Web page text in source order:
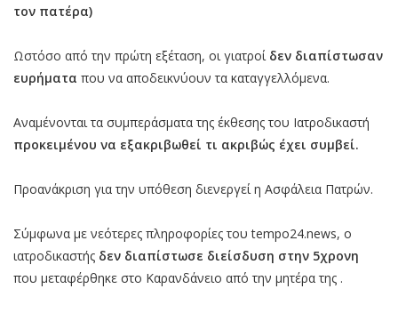
τον πατέρα)
Ωστόσο από την πρώτη εξέταση, οι γιατροί δεν διαπίστωσαν
ευρήματα που να αποδεικνύουν τα καταγγελλόμενα.
Αναμένονται τα συμπεράσματα της έκθεσης του Ιατροδικαστή
προκειμένου να εξακριβωθεί τι ακριβώς έχει συμβεί.
Προανάκριση για την υπόθεση διενεργεί η Ασφάλεια Πατρών.
Σύμφωνα με νεότερες πληροφορίες του tempo24.news, ο
ιατροδικαστής δεν διαπίστωσε διείσδυση στην 5χρονη
που μεταφέρθηκε στο Καρανδάνειο από την μητέρα της .